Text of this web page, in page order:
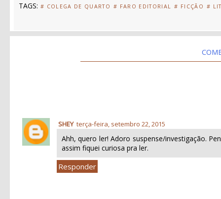
TAGS: # COLEGA DE QUARTO # FARO EDITORIAL # FICÇÃO #
SHEY terça-feira, setembro 22, 2015
Ahh, quero ler! Adoro suspense/investigação.
assim fiquei curiosa pra ler.
Responder